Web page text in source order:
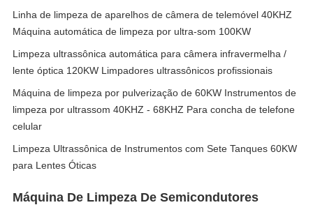
Linha de limpeza de aparelhos de câmera de telemóvel 40KHZ
Máquina automática de limpeza por ultra-som 100KW
Limpeza ultrassônica automática para câmera infravermelha /
lente óptica 120KW Limpadores ultrassônicos profissionais
Máquina de limpeza por pulverização de 60KW Instrumentos de
limpeza por ultrassom 40KHZ - 68KHZ Para concha de telefone
celular
Limpeza Ultrassônica de Instrumentos com Sete Tanques 60KW
para Lentes Óticas
Máquina De Limpeza De Semicondutores